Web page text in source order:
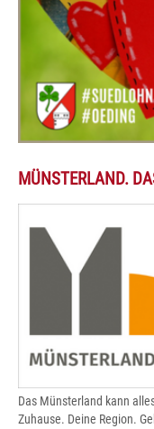
MÜNSTERLAND.
Das Münsterland kann
Zuhause. Deine Region.